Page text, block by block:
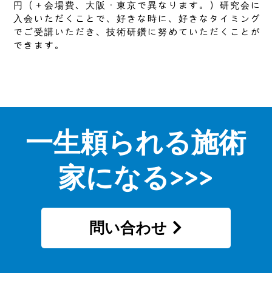
円（＋会場費、大阪・東京で異なります。）研究会に
入会いただくことで、好きな時に、好きなタイミング
でご受講いただき、技術研鑽に努めていただくことが
できます。
一生頼られる施術
家になる>>>
問い合わせ